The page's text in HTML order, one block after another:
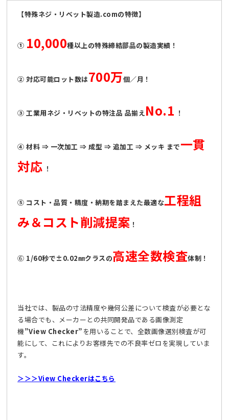
【特殊ネジ・リベット製造.comの特徴】
① 10,000種以上の特殊締結部品の製造実績！
② 対応可能ロット数は700万個／月！
③ 工業用ネジ・リベットの特注品 品揃えNo.1 ！
④ 材料 ⇒ 一次加工 ⇒ 成型 ⇒ 追加工 ⇒ メッキ まで一貫
対応 ！
⑤ コスト・品質・精度・納期を踏まえた最適な工程組
み＆コスト削減提案 ！
⑥ 1/60秒で±0.02㎜クラスの高速全数検査体制！
当社では、製品の寸法精度や幾何公差について検査が必要とな
る場合でも、メーカーとの共同開発品である画像測定
機”View Checker” を用いることで、全数画像選別検査が可
能にして、これによりお客様先での不良率ゼロを実現していま
す。
＞＞＞View Checkerはこちら